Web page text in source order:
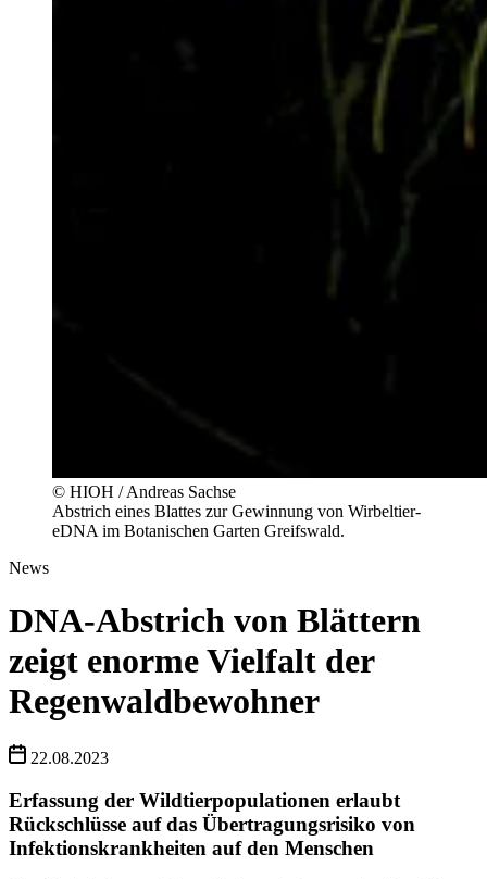
© HIOH / Andreas Sachse
Abstrich eines Blattes zur Gewinnung von Wirbeltier-
eDNA im Botanischen Garten Greifswald.
News
DNA-Abstrich von Blättern
zeigt enorme Vielfalt der
Regenwaldbewohner
22.08.2023
Erfassung der Wildtierpopulationen erlaubt
Rückschlüsse auf das Übertragungsrisiko von
Infektionskrankheiten auf den Menschen